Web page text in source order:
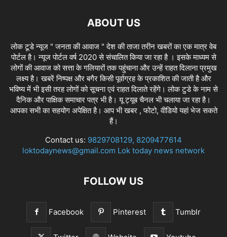
ABOUT US
लोक टूडे न्यूज " जनता की आवाज " देश की ताजा तरीन खबरों का एक मात्र वेब
पोर्टल है। न्यूज पोर्टल वर्ष 2020 से संचालित किया जा रहा है । इसके माध्यम से
लोगों की आवाज को सत्ता के गलियारों तक पहुंचाना और उन्हें राहत दिलाना प्रमुख
लक्ष्य है। खबरें निष्पक्ष और बगैर किसी पूर्वाग्रह के प्रकाशित की जाती है और
भविष्य में भी इसी तरह लोगों को सूचना एवं राहत दिलाते रहेंगे। लोक टुडे के नाम से
दैनिक और पाक्षिक समाचार पत्र भी है। यू ट्यूब चैनल भी चलाया जा रहा है।
आपका सभी का सहयोग अपेक्षित है। आप भी खबर , फोटो, वीडियो यहां भेज सकते
हैं।
Contact us: 9829708129, 8209477614
loktodaynews@gmail.com Lok today news network
FOLLOW US
Facebook Pinterest Tumblr